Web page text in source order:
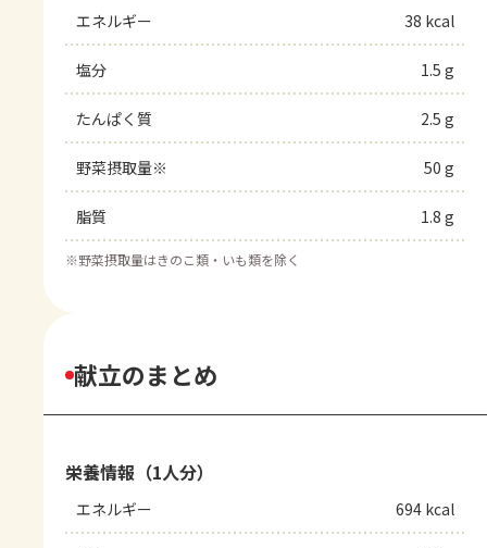
エネルギー 38 kcal
塩分 1.5 g
たんぱく質 2.5 g
野菜摂取量※ 50 g
脂質 1.8 g
※野菜摂取量はきのこ類・いも類を除く
献立のまとめ
栄養情報（1人分）
エネルギー 694 kcal